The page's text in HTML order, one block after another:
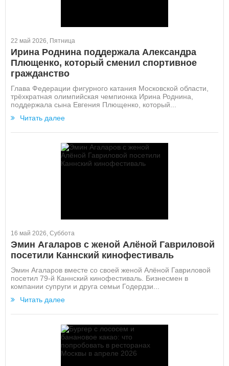
22 май 2026, Пятница
Ирина Роднина поддержала Александра
Плющенко, который сменил спортивное
гражданство
Глава Федерации фигурного катания Московской области,
трёхкратная олимпийская чемпионка Ирина Роднина,
поддержала сына Евгения Плющенко, который...
Читать далее
16 май 2026, Суббота
Эмин Агаларов с женой Алёной Гавриловой
посетили Каннский кинофестиваль
Эмин Агаларов вместе со своей женой Алёной Гавриловой
посетил 79-й Каннский кинофестиваль. Бизнесмен в
компании супруги и друга семьи Годердзи...
Читать далее